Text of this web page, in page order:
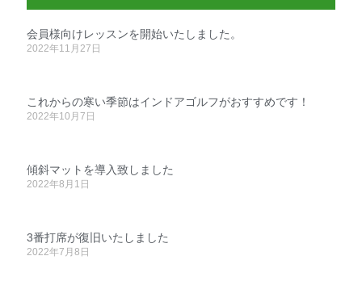
会員様向けレッスンを開始いたしました。
2022年11月27日
これからの寒い季節はインドアゴルフがおすすめです！
2022年10月7日
傾斜マットを導入致しました
2022年8月1日
3番打席が復旧いたしました
2022年7月8日